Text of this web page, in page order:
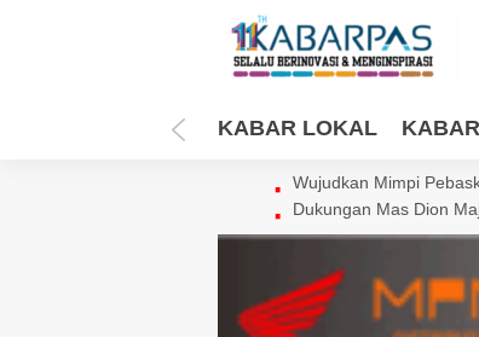
KABAR LOKAL
Wujudkan Mimpi
Dukungan Mas Dion